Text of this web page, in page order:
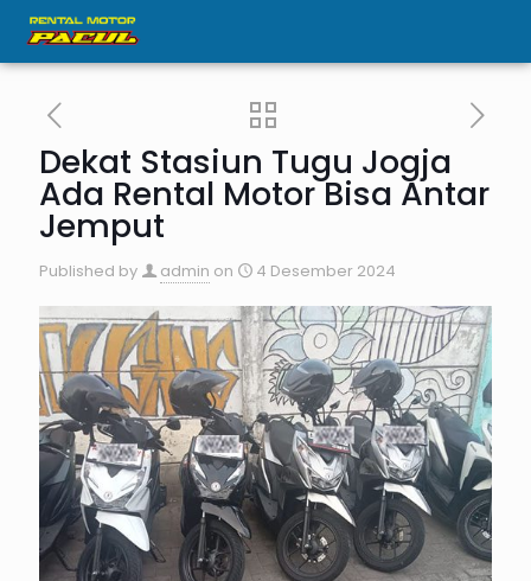
Dekat Stasiun Tugu Jogja
Ada Rental Motor Bisa Antar
Jemput
Published by admin on 4 Desember 2024